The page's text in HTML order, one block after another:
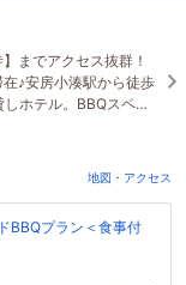
までアクセス抜群！
♪安房小湊駅から徒歩
ホテル。BBQスペー
特別なひとときを。
地図・アクセス
BBQプラン＜食事付